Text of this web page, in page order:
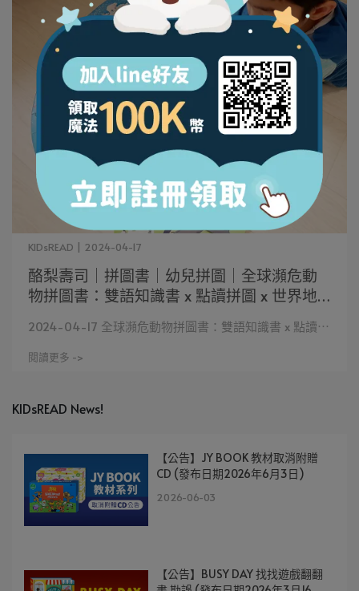
酪梨壽司｜拼圖書｜幼兒拼圖｜全球瀕危動
物拼圖書：雙語知識書 x 點讀拼圖 x 世界地
｜KidsRead點讀筆推薦
KIDsREAD | 2024-04-17
2024-04-17 全球瀕危動物拼圖書：雙語知識書 x 點讀⋯
閱讀更多 ->
KIDsREAD News!
【公告】JY BOOK 教材取消附贈
CD (發布日期2026年6月3日)
2026-06-03
【公告】BUSY DAY 找找遊戲翻翻